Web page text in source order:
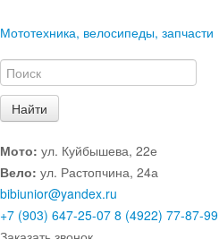
Мототехника, велосипеды, запчасти
Мото: ул. Куйбышева, 22е
Вело: ул. Растопчина, 24а
bibiunior@yandex.ru
+7 (903) 647-25-07 8 (4922) 77-87-99